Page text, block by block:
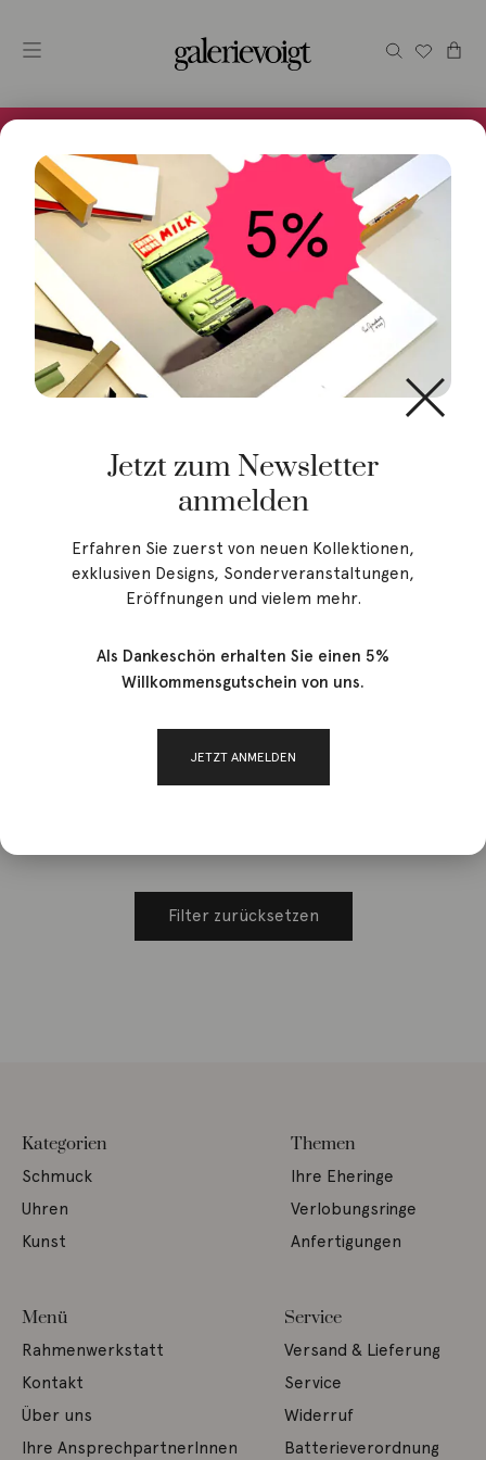
Versandfertig! 5% Bei Newsletteranmeldung.
/ Produkt Breite / 2,9
2,9
Filter zurücksetzen
Kategorien
Schmuck
Uhren
Kunst
Themen
Ihre Eheringe
Verlobungsringe
Anfertigungen
Menü
Rahmenwerkstatt
Kontakt
Über uns
Ihre AnsprechpartnerInnen
Service
Versand & Lieferung
Service
Widerruf
Batterieverordnung
Jetzt zum Newsletter
anmelden
Erfahren Sie zuerst von neuen Kollektionen,
exklusiven Designs, Sonderveranstaltungen,
Eröffnungen und vielem mehr.
Als Dankeschön erhalten Sie einen 5%
Willkommensgutschein von uns.
JETZT ANMELDEN